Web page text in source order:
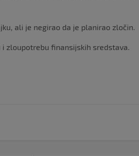
ali je negirao da je planirao zločin.
i zloupotrebu finansijskih sredstava.